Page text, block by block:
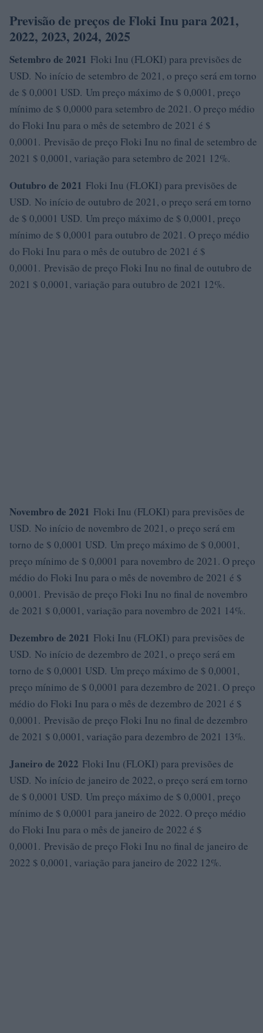
Previsão de preços de Floki Inu para 2021,
2022, 2023, 2024, 2025
Setembro de 2021 Floki Inu (FLOKI) para previsões de
USD. No início de setembro de 2021, o preço será em torno
de $ 0,0001 USD. Um preço máximo de $ 0,0001, preço
mínimo de $ 0,0000 para setembro de 2021. O preço médio
do Floki Inu para o mês de setembro de 2021 é $
0,0001. Previsão de preço Floki Inu no final de setembro de
2021 $ 0,0001, variação para setembro de 2021 12%.
Outubro de 2021 Floki Inu (FLOKI) para previsões de
USD. No início de outubro de 2021, o preço será em torno
de $ 0,0001 USD. Um preço máximo de $ 0,0001, preço
mínimo de $ 0,0001 para outubro de 2021. O preço médio
do Floki Inu para o mês de outubro de 2021 é $
0,0001. Previsão de preço Floki Inu no final de outubro de
2021 $ 0,0001, variação para outubro de 2021 12%.
Novembro de 2021 Floki Inu (FLOKI) para previsões de
USD. No início de novembro de 2021, o preço será em
torno de $ 0,0001 USD. Um preço máximo de $ 0,0001,
preço mínimo de $ 0,0001 para novembro de 2021. O preço
médio do Floki Inu para o mês de novembro de 2021 é $
0,0001. Previsão de preço Floki Inu no final de novembro
de 2021 $ 0,0001, variação para novembro de 2021 14%.
Dezembro de 2021 Floki Inu (FLOKI) para previsões de
USD. No início de dezembro de 2021, o preço será em
torno de $ 0,0001 USD. Um preço máximo de $ 0,0001,
preço mínimo de $ 0,0001 para dezembro de 2021. O preço
médio do Floki Inu para o mês de dezembro de 2021 é $
0,0001. Previsão de preço Floki Inu no final de dezembro
de 2021 $ 0,0001, variação para dezembro de 2021 13%.
Janeiro de 2022 Floki Inu (FLOKI) para previsões de
USD. No início de janeiro de 2022, o preço será em torno
de $ 0,0001 USD. Um preço máximo de $ 0,0001, preço
mínimo de $ 0,0001 para janeiro de 2022. O preço médio
do Floki Inu para o mês de janeiro de 2022 é $
0,0001. Previsão de preço Floki Inu no final de janeiro de
2022 $ 0,0001, variação para janeiro de 2022 12%.